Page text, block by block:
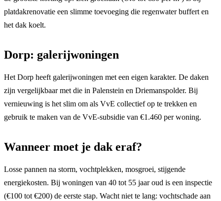
platdakrenovatie een slimme toevoeging die regenwater buffert en
het dak koelt.
Dorp: galerijwoningen
Het Dorp heeft galerijwoningen met een eigen karakter. De daken
zijn vergelijkbaar met die in Palenstein en Driemanspolder. Bij
vernieuwing is het slim om als VvE collectief op te trekken en
gebruik te maken van de VvE-subsidie van €1.460 per woning.
Wanneer moet je dak eraf?
Losse pannen na storm, vochtplekken, mosgroei, stijgende
energiekosten. Bij woningen van 40 tot 55 jaar oud is een inspectie
(€100 tot €200) de eerste stap. Wacht niet te lang: vochtschade aan